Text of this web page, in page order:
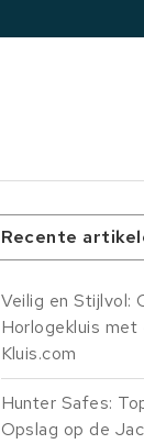
Recente
Veilig en Stijlvol:
Horlogekluis met
Kluis.com
Hunter Safes:
Opslag op de